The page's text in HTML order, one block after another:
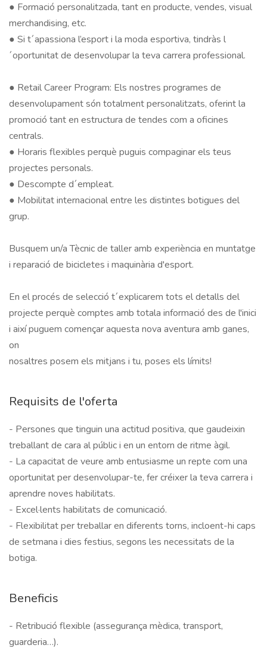
● Formació personalitzada, tant en producte, vendes, visual
merchandising, etc.
● Si t´apassiona l’esport i la moda esportiva, tindràs l
´oportunitat de desenvolupar la teva carrera professional.
● Retail Career Program: Els nostres programes de
desenvolupament són totalment personalitzats, oferint la
promoció tant en estructura de tendes com a oficines
centrals.
● Horaris flexibles perquè puguis compaginar els teus
projectes personals.
● Descompte d´empleat.
● Mobilitat internacional entre les distintes botigues del
grup.
Busquem un/a Tècnic de taller amb experiència en muntatge
i reparació de bicicletes i maquinària d'esport.
En el procés de selecció t´explicarem tots el detalls del
projecte perquè comptes amb totala informació des de l'inici
i així puguem començar aquesta nova aventura amb ganes,
on
Requisits de l'oferta
- Persones que tinguin una actitud positiva, que gaudeixin
treballant de cara al públic i en un entorn de ritme àgil.
- La capacitat de veure amb entusiasme un repte com una
oportunitat per desenvolupar-te, fer créixer la teva carrera i
aprendre noves habilitats.
- Excel·lents habilitats de comunicació.
- Flexibilitat per treballar en diferents torns, incloent-hi caps
de setmana i dies festius, segons les necessitats de la
botiga.
Beneficis
- Retribució flexible (assegurança mèdica, transport,
guarderia…).